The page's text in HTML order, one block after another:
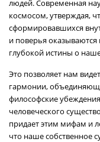
людей. Современная
космосом, утверждая,
сформировавшихся
и поверья
глубокой истины о
Это позволяет нам
гармонии,
философские
человеческого
придает этим мифам и
что наше собственное